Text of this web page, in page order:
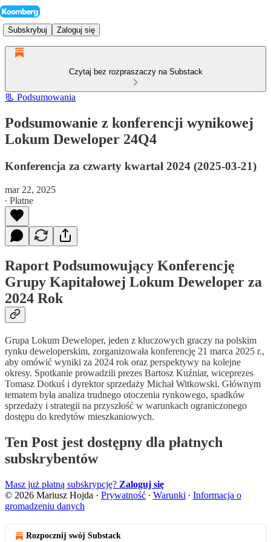
Subskrybuj Zaloguj się
Czytaj bez rozpraszaczy na Substack
📃 Podsumowania
Podsumowanie z konferencji wynikowej
Lokum Deweloper 24Q4
Konferencja za czwarty kwartał 2024 (2025-03-21)
mar 22, 2025
∙ Płatne
Raport Podsumowujący Konferencję
Grupy Kapitałowej Lokum Deweloper za
2024 Rok
Grupa Lokum Deweloper, jeden z kluczowych graczy na polskim
rynku deweloperskim, zorganizowała konferencję 21 marca 2025 r.,
aby omówić wyniki za 2024 rok oraz perspektywy na kolejne
okresy. Spotkanie prowadzili prezes Bartosz Kuźniar, wiceprezes
Tomasz Dotkuś i dyrektor sprzedaży Michał Witkowski. Głównym
tematem była analiza trudnego otoczenia rynkowego, spadków
sprzedaży i strategii na przyszłość w warunkach ograniczonego
dostępu do kredytów mieszkaniowych.
Ten Post jest dostępny dla płatnych
subskrybentów
Masz już płatną subskrypcję? Zaloguj się
© 2026 Mariusz Hojda · Prywatność ∙ Warunki ∙ Informacja o
gromadzeniu danych
Rozpocznij swój Substack